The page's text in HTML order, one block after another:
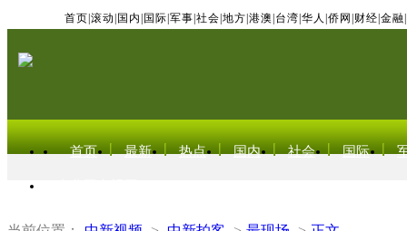
首页 滚动 国内 国际 军事 社会 地方 港澳 台湾 华人 侨网 财经 金融
首页 最新 热点 国内 社会 国际